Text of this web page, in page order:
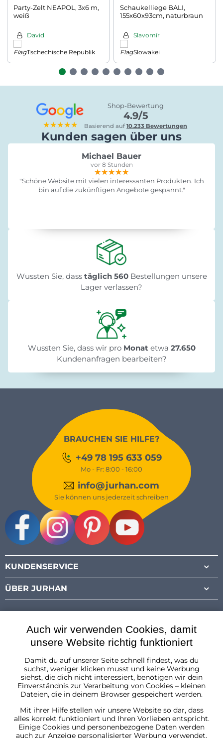
Party-Zelt NEAPOL, 3x6 m,
weiß
David
Tschechische Republik
Schaukelliege BALI,
155x60x93cm, naturbraun
Slavomír
Slowakei
★★★★★
Shop-Bewertung
4.9/5
Basierend auf10.233 Bewertungen
Kunden sagen über uns
Michael Bauer
vor 8 Stunden
★★★★★
★★★★★
★★★★★
"Schöne Website mit vielen interessanten Produkten. Ich
bin auf die zukünftigen Angebote gespannt."
Wussten Sie, dass täglich 560Bestellungen unsere
Lager verlassen?
Wussten Sie, dass wir pro Monat etwa 27.650
Kundenanfragen bearbeiten?
BRAUCHEN SIE HILFE?
+49 78 195 633 059
Mo - Fr: 8:00 - 16:00
info@jurhan.com
Sie können uns jederzeit schreiben
KUNDENSERVICE
ÜBER JURHAN
Österreich
Auch wir verwenden Cookies, damit
unsere Website richtig funktioniert
Damit du auf unserer Seite schnell findest, was du
suchst, weniger klicken musst und keine Werbung
siehst, die dich nicht interessiert, benötigen wir dein
Einverständnis zur Verarbeitung von Cookies – kleinen
Dateien, die in deinem Browser gespeichert werden.
Mit ihrer Hilfe stellen wir unsere Website so dar, dass
alles korrekt funktioniert und Ihren Vorlieben entspricht.
Einige Cookies und personenbezogene Daten werden
auch zur Anzeige personalisierter Werbung verwendet.